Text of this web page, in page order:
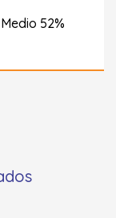
52%